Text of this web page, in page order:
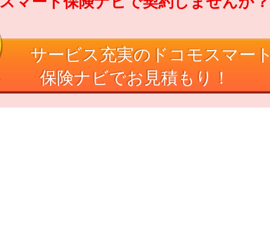
ービス充実のドコモスマート
保険ナビでお見積もり！